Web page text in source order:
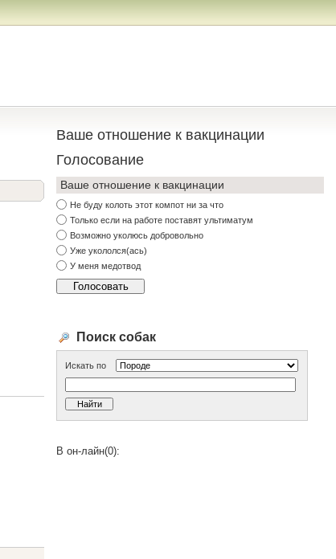
Ваше отношение к вакцинации
Голосование
Ваше отношение к вакцинации
Не буду колоть этот компот ни за что
Только если на работе поставят ультиматум
Возможно уколюсь добровольно
Уже укололся(ась)
У меня медотвод
Поиск собак
Искать по
В он-лайн(0):